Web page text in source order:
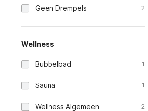
Geen Drempels 2
Wellness
Bubbelbad 1
Sauna 1
Wellness Algemeen 2